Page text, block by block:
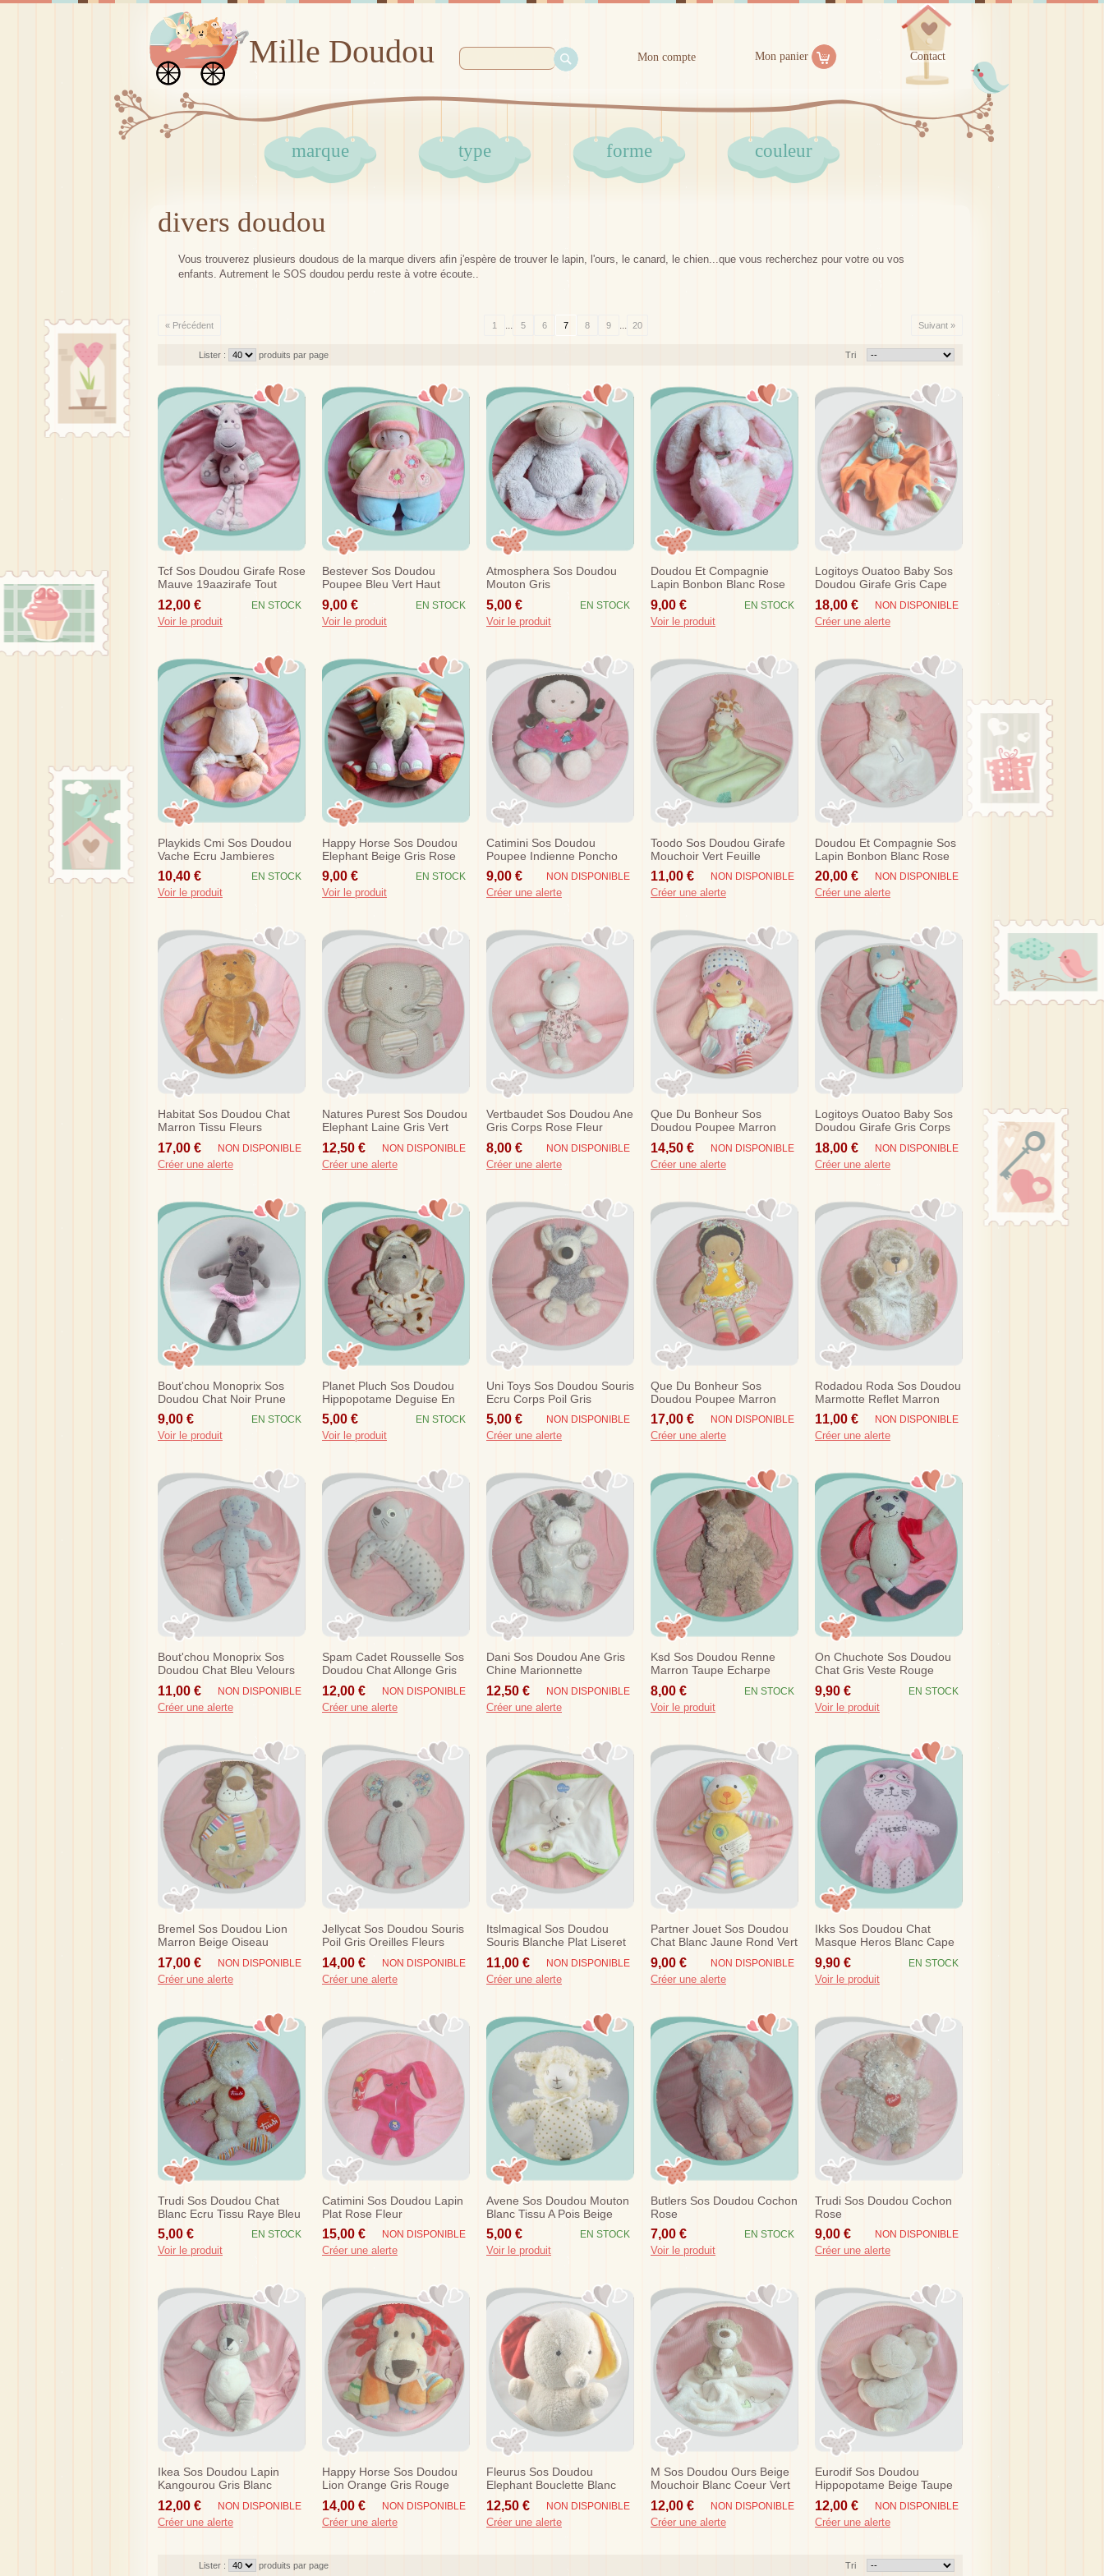
Mille Doudou Mon compte Mon panier Contact
marque type forme couleur
divers doudou
Vous trouverez plusieurs doudous de la marque divers afin j'espère de trouver le lapin, l'ours, le canard, le chien...que vous recherchez pour votre ou vos
enfants. Autrement le SOS doudou perdu reste à votre écoute..
« Précédent 1 ... 5 6 7 8 9 ... 20 Suivant »
Tri
Lister : produits par page
Tcf Sos Doudou Girafe Rose
Mauve 19aazirafe Tout
Compte Fait Sos
12,00 € EN STOCK
Voir le produit
Bestever Sos Doudou
Poupee Bleu Vert Haut
Saumon Fleurs
9,00 € EN STOCK
Voir le produit
Atmosphera Sos Doudou
Mouton Gris
5,00 € EN STOCK
Voir le produit
Doudou Et Compagnie
Lapin Bonbon Blanc Rose
Eveil Hochet
9,00 € EN STOCK
Voir le produit
Logitoys Ouatoo Baby Sos
Doudou Girafe Gris Cape
Orange Bleu
18,00 € NON DISPONIBLE
Créer une alerte
Playkids Cmi Sos Doudou
Vache Ecru Jambieres
Bandana
10,40 € EN STOCK
Voir le produit
Happy Horse Sos Doudou
Elephant Beige Gris Rose
Laine
9,00 € EN STOCK
Voir le produit
Catimini Sos Doudou
Poupee Indienne Poncho
Rose Corps Bleu
9,00 € NON DISPONIBLE
Créer une alerte
Toodo Sos Doudou Girafe
Mouchoir Vert Feuille
11,00 € NON DISPONIBLE
Créer une alerte
Doudou Et Compagnie Sos
Lapin Bonbon Blanc Rose
Mouchoir Dc2580
20,00 € NON DISPONIBLE
Créer une alerte
Habitat Sos Doudou Chat
Marron Tissu Fleurs
17,00 € NON DISPONIBLE
Créer une alerte
Natures Purest Sos Doudou
Elephant Laine Gris Vert
Hochet
12,50 € NON DISPONIBLE
Créer une alerte
Vertbaudet Sos Doudou Ane
Gris Corps Rose Fleur
Noeud
8,00 € NON DISPONIBLE
Créer une alerte
Que Du Bonheur Sos
Doudou Poupee Marron
Robe Rose Tissu A Pois
Bleu
14,50 € NON DISPONIBLE
Créer une alerte
Logitoys Ouatoo Baby Sos
Doudou Girafe Gris Corps
Bleu Etiquettes Nicotoy
18,00 € NON DISPONIBLE
Créer une alerte
Bout'chou Monoprix Sos
Doudou Chat Noir Prune
Jupe Rose A Pois
9,00 € EN STOCK
Voir le produit
Planet Pluch Sos Doudou
Hippopotame Deguise En
Cerf
5,00 € EN STOCK
Voir le produit
Uni Toys Sos Doudou Souris
Ecru Corps Poil Gris
5,00 € NON DISPONIBLE
Créer une alerte
Que Du Bonheur Sos
Doudou Poupee Marron
Robe Orange Fleur
17,00 € NON DISPONIBLE
Créer une alerte
Rodadou Roda Sos Doudou
Marmotte Reflet Marron
Gris Chine
11,00 € NON DISPONIBLE
Créer une alerte
Bout'chou Monoprix Sos
Doudou Chat Bleu Velours
Etoiles Nez Bleu
11,00 € NON DISPONIBLE
Créer une alerte
Spam Cadet Rousselle Sos
Doudou Chat Allonge Gris
Point Noir
12,00 € NON DISPONIBLE
Créer une alerte
Dani Sos Doudou Ane Gris
Chine Marionnette
12,50 € NON DISPONIBLE
Créer une alerte
Ksd Sos Doudou Renne
Marron Taupe Echarpe
Grise
8,00 € EN STOCK
Voir le produit
On Chuchote Sos Doudou
Chat Gris Veste Rouge
9,90 € EN STOCK
Voir le produit
Bremel Sos Doudou Lion
Marron Beige Oiseau
Echarpe Rayee
17,00 € NON DISPONIBLE
Créer une alerte
Jellycat Sos Doudou Souris
Poil Gris Oreilles Fleurs
14,00 € NON DISPONIBLE
Créer une alerte
Itslmagical Sos Doudou
Souris Blanche Plat Liseret
Vert Poussin Kiconico
11,00 € NON DISPONIBLE
Créer une alerte
Partner Jouet Sos Doudou
Chat Blanc Jaune Rond Vert
Bleu Raye
9,00 € NON DISPONIBLE
Créer une alerte
Ikks Sos Doudou Chat
Masque Heros Blanc Cape
Rose Tutu
9,90 € EN STOCK
Voir le produit
Trudi Sos Doudou Chat
Blanc Ecru Tissu Raye Bleu
Orange
5,00 € EN STOCK
Voir le produit
Catimini Sos Doudou Lapin
Plat Rose Fleur
15,00 € NON DISPONIBLE
Créer une alerte
Avene Sos Doudou Mouton
Blanc Tissu A Pois Beige
Pediatril
5,00 € EN STOCK
Voir le produit
Butlers Sos Doudou Cochon
Rose
7,00 € EN STOCK
Voir le produit
Trudi Sos Doudou Cochon
Rose
9,00 € NON DISPONIBLE
Créer une alerte
Ikea Sos Doudou Lapin
Kangourou Gris Blanc
Oreille Rose
12,00 € NON DISPONIBLE
Créer une alerte
Happy Horse Sos Doudou
Lion Orange Gris Rouge
Laine
14,00 € NON DISPONIBLE
Créer une alerte
Fleurus Sos Doudou
Elephant Bouclette Blanc
Papoum Jaune Rouge
12,50 € NON DISPONIBLE
Créer une alerte
M Sos Doudou Ours Beige
Mouchoir Blanc Coeur Vert
Roya Brands
12,00 € NON DISPONIBLE
Créer une alerte
Eurodif Sos Doudou
Hippopotame Beige Taupe
Babidou
12,00 € NON DISPONIBLE
Créer une alerte
Tri
Lister : produits par page